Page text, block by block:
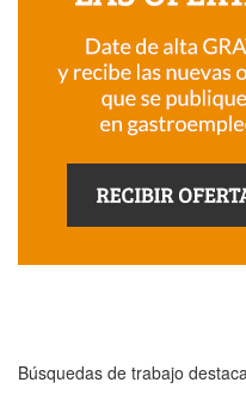
Búsquedas de trabajo